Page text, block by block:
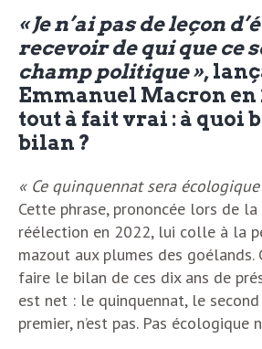
« Je n’ai pas de leçon
recevoir de qui que ce
champ politique »,
Emmanuel Macron en
tout à fait vrai : à quoi
bilan ?
« Ce quinquennat sera
Cette phrase, prononcée lors de la
réélection en 2022, lui colle à la
mazout aux plumes des goélands.
faire le bilan de ces dix ans de
est net : le quinquennat, le
premier, n’est pas. Pas écologique